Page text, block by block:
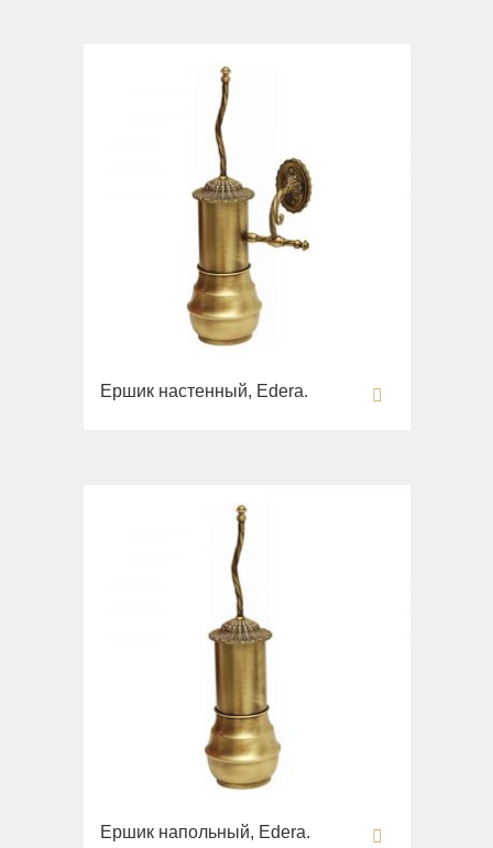
Ершик настенный, Edera.
Ершик напольный, Edera.